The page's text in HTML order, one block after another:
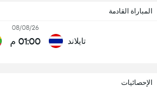
المباراة القادمة
تايلاند
08/08/26
01:00 م
الإحصائيات